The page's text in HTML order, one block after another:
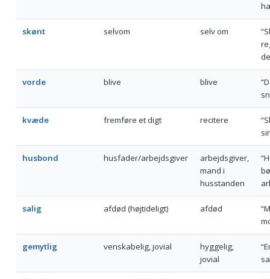
skønt selvom selv om
vorde blive blive
kvæde fremføre et digt recitere
husbond husfader/arbejdsgiver
arbejdsgiver,
mand i
husstanden
salig afdød (højtideligt) afdød
gemytlig venskabelig, jovial
hyggelig,
jovial